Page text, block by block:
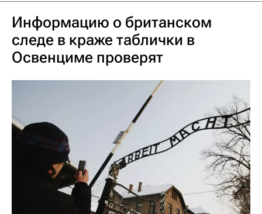
Информацию о британском
следе в краже таблички в
Освенциме проверят